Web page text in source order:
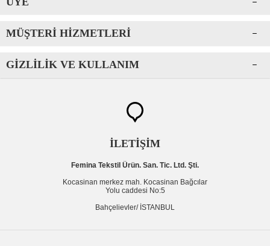
MÜŞTERI HIZMETLERI
GIZLILIK VE KULLANIM
İLETİŞİM
Femina Tekstil Ürün. San. Tic. Ltd. Şti.
Kocasinan merkez mah. Kocasinan Bağcılar
Yolu caddesi No:5
Bahçelievler/ İSTANBUL